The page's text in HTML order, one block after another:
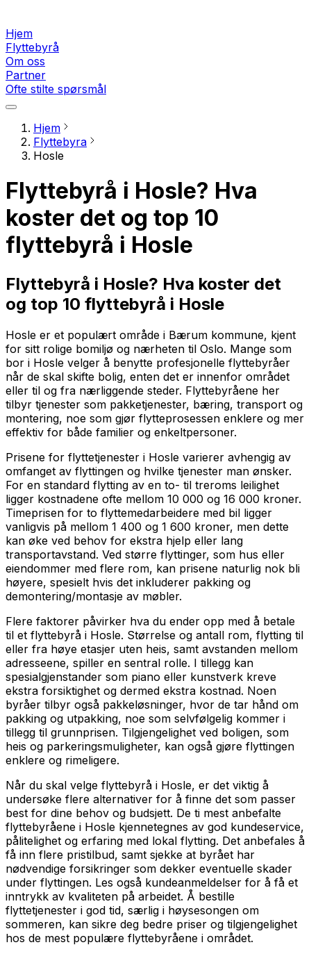
Hjem
Flyttebyrå
Om oss
Partner
Ofte stilte spørsmål
Hjem
Flyttebyra
Hosle
Flyttebyrå i Hosle? Hva
koster det og top 10
flyttebyrå i Hosle
Flyttebyrå i Hosle? Hva koster det
og top 10 flyttebyrå i Hosle
Hosle er et populært område i Bærum kommune, kjent
for sitt rolige bomiljø og nærheten til Oslo. Mange som
bor i Hosle velger å benytte profesjonelle flyttebyråer
når de skal skifte bolig, enten det er innenfor området
eller til og fra nærliggende steder. Flyttebyråene her
tilbyr tjenester som pakketjenester, bæring, transport og
montering, noe som gjør flytteprosessen enklere og mer
effektiv for både familier og enkeltpersoner.
Prisene for flyttetjenester i Hosle varierer avhengig av
omfanget av flyttingen og hvilke tjenester man ønsker.
For en standard flytting av en to- til treroms leilighet
ligger kostnadene ofte mellom 10 000 og 16 000 kroner.
Timeprisen for to flyttemedarbeidere med bil ligger
vanligvis på mellom 1 400 og 1 600 kroner, men dette
kan øke ved behov for ekstra hjelp eller lang
transportavstand. Ved større flyttinger, som hus eller
eiendommer med flere rom, kan prisene naturlig nok bli
høyere, spesielt hvis det inkluderer pakking og
demontering/montasje av møbler.
Flere faktorer påvirker hva du ender opp med å betale
til et flyttebyrå i Hosle. Størrelse og antall rom, flytting til
eller fra høye etasjer uten heis, samt avstanden mellom
adresseene, spiller en sentral rolle. I tillegg kan
spesialgjenstander som piano eller kunstverk kreve
ekstra forsiktighet og dermed ekstra kostnad. Noen
byråer tilbyr også pakkeløsninger, hvor de tar hånd om
pakking og utpakking, noe som selvfølgelig kommer i
tillegg til grunnprisen. Tilgjengelighet ved boligen, som
heis og parkeringsmuligheter, kan også gjøre flyttingen
enklere og rimeligere.
Når du skal velge flyttebyrå i Hosle, er det viktig å
undersøke flere alternativer for å finne det som passer
best for dine behov og budsjett. De ti mest anbefalte
flyttebyråene i Hosle kjennetegnes av god kundeservice,
pålitelighet og erfaring med lokal flytting. Det anbefales å
få inn flere pristilbud, samt sjekke at byrået har
nødvendige forsikringer som dekker eventuelle skader
under flyttingen. Les også kundeanmeldelser for å få et
inntrykk av kvaliteten på arbeidet. Å bestille
flyttetjenester i god tid, særlig i høysesongen om
sommeren, kan sikre deg bedre priser og tilgjengelighet
hos de mest populære flyttebyråene i området.